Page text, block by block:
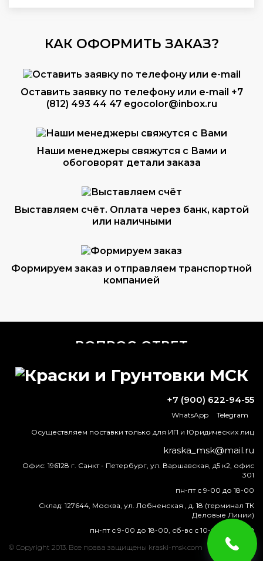
КАК ОФОРМИТЬ ЗАКАЗ?
Оставить заявку по телефону или e-mail +7
(812) 493 44 47 egocolor@inbox.ru
Наши менеджеры свяжутся с Вами и
обоговорят детали заказа
Выставляем счёт. Оплата через банк, картой
или наличными
Формируем заказ и отправляем транспортной
компанией
ВОПРОС-ОТВЕТ
Почему именно желтые цинковые
В чем разница акриловой и
водоэмульсионной краски?
Какую краску разбавляют уайт-
спиритом?
Для чего грунтовка по металлу?
краска эмаль купить грунт
металла
+7 (900) 622-94-55
WhatsApp
Telegram
Осуществляем поставки только для ИП и Юридических лиц
kraska_msk@mail.ru
Офис: 196128 г. Санкт - Петербург, ул. Варшавская, д5 к2, офис
301
пн-пт с 9-00 до 18-00
Склад: 127644, Москва, ул. Лобненская , д. 18 (терминал ТК
Деловые Линии)
пн-пт с 9-00 до 18-00, сб-вс с 10-00 до 16-00
© Copyright 2013. Все права защищены kraski-msk.com